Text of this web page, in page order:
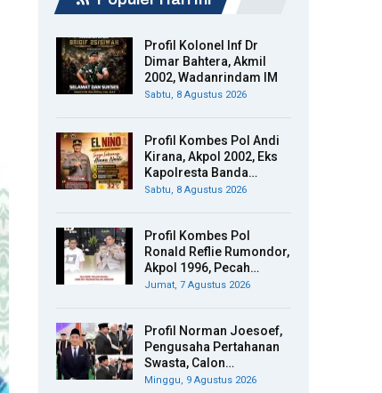
Profil Kolonel Inf Dr
Dimar Bahtera, Akmil
2002, Wadanrindam IM
Sabtu, 8 Agustus 2026
Profil Kombes Pol Andi
Kirana, Akpol 2002, Eks
Kapolresta Banda…
Sabtu, 8 Agustus 2026
Profil Kombes Pol
Ronald Reflie Rumondor,
Akpol 1996, Pecah…
Jumat, 7 Agustus 2026
Profil Norman Joesoef,
Pengusaha Pertahanan
Swasta, Calon…
Minggu, 9 Agustus 2026